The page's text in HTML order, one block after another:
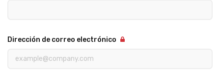
Dirección de correo electrónico